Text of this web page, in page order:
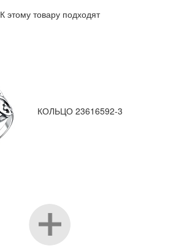
К этому товару подходят
КОЛЬЦО 23616592-3